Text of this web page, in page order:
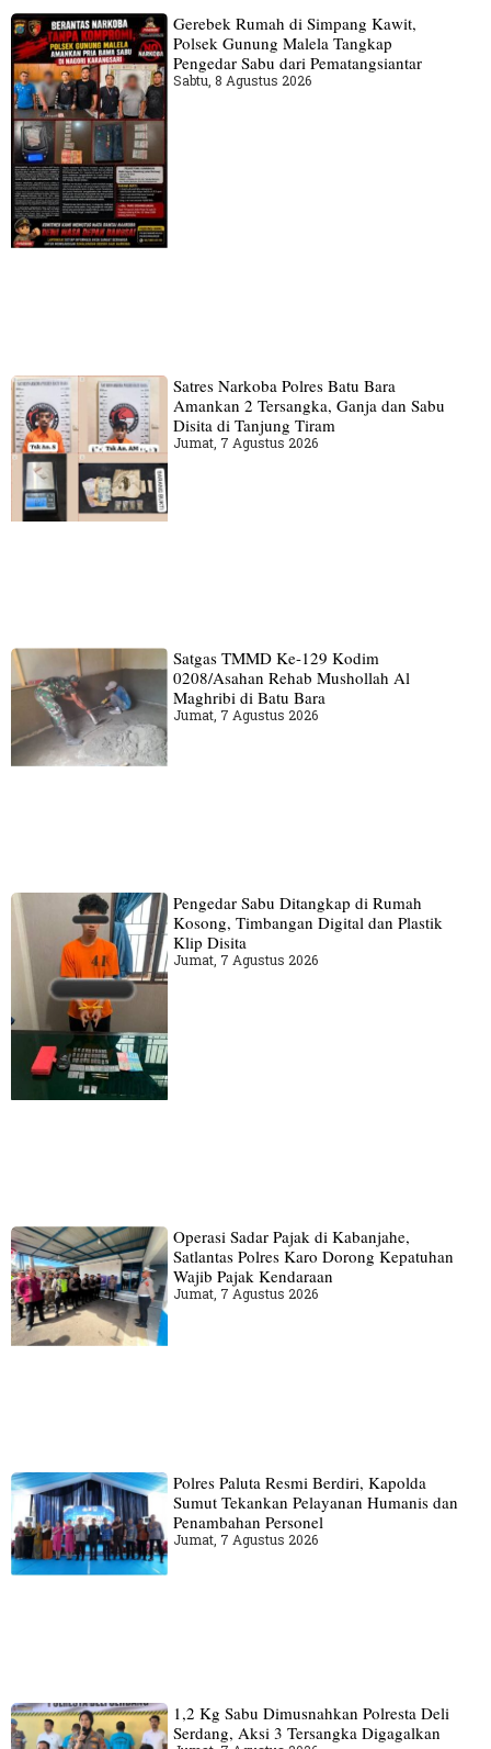
Gerebek Rumah di Simpang Kawit,
Polsek Gunung Malela Tangkap
Pengedar Sabu dari Pematangsiantar
Sabtu, 8 Agustus 2026
Satres Narkoba Polres Batu Bara
Amankan 2 Tersangka, Ganja dan Sabu
Disita di Tanjung Tiram
Jumat, 7 Agustus 2026
Satgas TMMD Ke-129 Kodim
0208/Asahan Rehab Mushollah Al
Maghribi di Batu Bara
Jumat, 7 Agustus 2026
Pengedar Sabu Ditangkap di Rumah
Kosong, Timbangan Digital dan Plastik
Klip Disita
Jumat, 7 Agustus 2026
Operasi Sadar Pajak di Kabanjahe,
Satlantas Polres Karo Dorong Kepatuhan
Wajib Pajak Kendaraan
Jumat, 7 Agustus 2026
Polres Paluta Resmi Berdiri, Kapolda
Sumut Tekankan Pelayanan Humanis dan
Penambahan Personel
Jumat, 7 Agustus 2026
1,2 Kg Sabu Dimusnahkan Polresta Deli
Serdang, Aksi 3 Tersangka Digagalkan